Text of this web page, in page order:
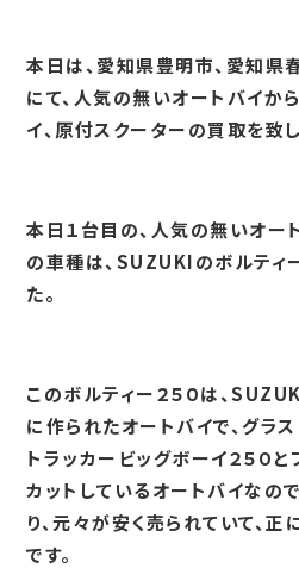
本日は、愛知県豊明市、愛知県
にて、人気の無いオートバイか
イ、原付スクーターの買取を致し
本日１台目の、人気の無いオー
の車種は、SUZUKIのボルティー
た。
このボルティー２５０は、
に作られたオートバイで、グラス
トラッカービッグボーイ２５０
カットしているオートバイなの
り、元々が安く売られていて、
です。